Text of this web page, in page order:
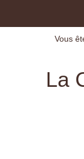
Vous
La